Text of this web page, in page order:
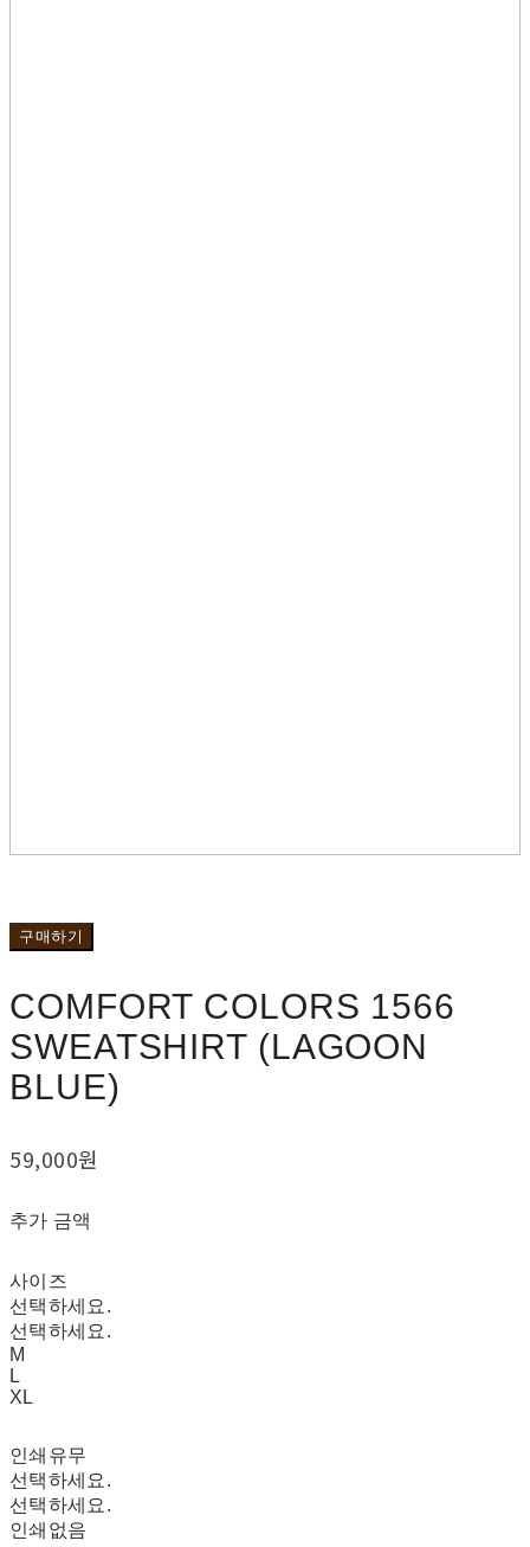
구매하기
COMFORT COLORS 1566
SWEATSHIRT (LAGOON
BLUE)
59,000원
추가 금액
사이즈
선택하세요.
선택하세요.
M
L
XL
인쇄유무
선택하세요.
선택하세요.
인쇄없음